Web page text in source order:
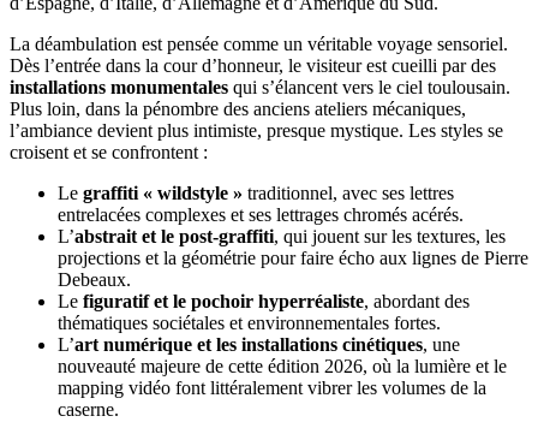
La déambulation est pensée comme un véritable voyage sensoriel.
Dès l’entrée dans la cour d’honneur, le visiteur est cueilli par des
installations monumentales qui s’élancent vers le ciel toulousain.
Plus loin, dans la pénombre des anciens ateliers mécaniques,
l’ambiance devient plus intimiste, presque mystique. Les styles se
croisent et se confrontent :
Le graffiti « wildstyle » traditionnel, avec ses lettres
entrelacées complexes et ses lettrages chromés acérés.
L’abstrait et le post-graffiti, qui jouent sur les textures, les
projections et la géométrie pour faire écho aux lignes de Pierre
Debeaux.
Le figuratif et le pochoir hyperréaliste, abordant des
thématiques sociétales et environnementales fortes.
L’art numérique et les installations cinétiques, une
nouveauté majeure de cette édition 2026, où la lumière et le
mapping vidéo font littéralement vibrer les volumes de la
caserne.